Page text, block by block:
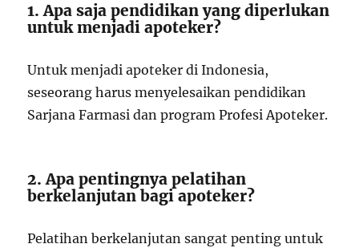
1. Apa saja pendidikan yang diperlukan
untuk menjadi apoteker?
Untuk menjadi apoteker di Indonesia,
seseorang harus menyelesaikan pendidikan
Sarjana Farmasi dan program Profesi Apoteker.
2. Apa pentingnya pelatihan
berkelanjutan bagi apoteker?
Pelatihan berkelanjutan sangat penting untuk